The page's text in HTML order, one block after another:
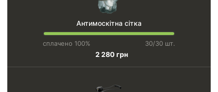
Антимоскітна сітка
сплачено 100% 30/30 шт.
2 280 грн